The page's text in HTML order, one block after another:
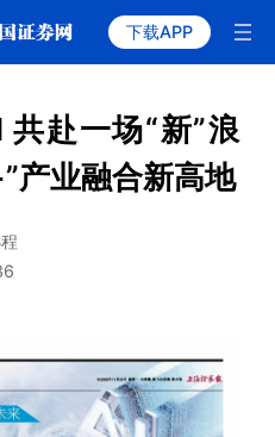
下载APP
共赴一场“新”浪
产业融合新高地